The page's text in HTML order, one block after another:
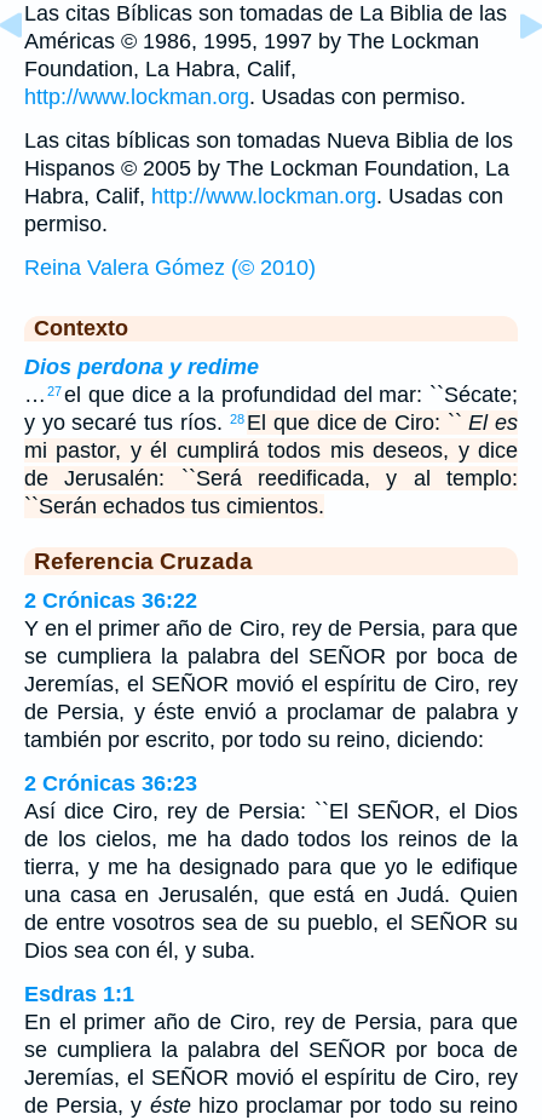
Las citas Bíblicas son tomadas de La Biblia de las
Américas © 1986, 1995, 1997 by The Lockman
Foundation, La Habra, Calif,
http://www.lockman.org. Usadas con permiso.
Las citas bíblicas son tomadas Nueva Biblia de los
Hispanos © 2005 by The Lockman Foundation, La
Habra, Calif, http://www.lockman.org. Usadas con
permiso.
Reina Valera Gómez (© 2010)
Contexto
Dios perdona y redime
… 27el que dice a la profundidad del mar: ``Sécate;
y yo secaré tus ríos.
28 El que dice de Ciro: ``El es
mi pastor, y él cumplirá todos mis deseos, y dice
de Jerusalén: ``Será reedificada, y al templo:
``Serán echados tus cimientos.
Referencia Cruzada
2 Crónicas 36:22
Y en el primer año de Ciro, rey de Persia, para que
se cumpliera la palabra del SEÑOR por boca de
Jeremías, el SEÑOR movió el espíritu de Ciro, rey
de Persia, y éste envió a proclamar de palabra y
también por escrito, por todo su reino, diciendo:
2 Crónicas 36:23
Así dice Ciro, rey de Persia: ``El SEÑOR, el Dios
de los cielos, me ha dado todos los reinos de la
tierra, y me ha designado para que yo le edifique
una casa en Jerusalén, que está en Judá. Quien
de entre vosotros sea de su pueblo, el SEÑOR su
Dios sea con él, y suba.
Esdras 1:1
En el primer año de Ciro, rey de Persia, para que
se cumpliera la palabra del SEÑOR por boca de
Jeremías, el SEÑOR movió el espíritu de Ciro, rey
de Persia, y éstehizo proclamar por todo su reino